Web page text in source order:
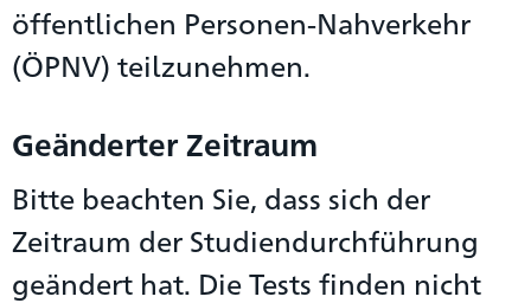
öffentlichen Personen-Nahverkehr
(ÖPNV) teilzunehmen.
Geänderter Zeitraum
Bitte beachten Sie, dass sich der
Zeitraum der Studiendurchführung
geändert hat. Die Tests finden nicht